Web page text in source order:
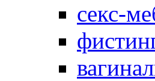
секс-